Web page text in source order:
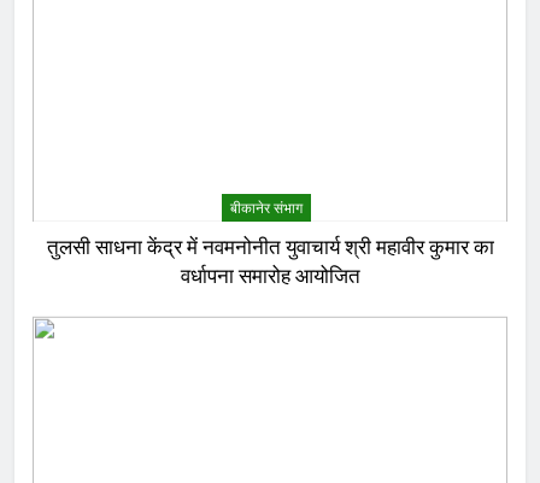
बीकानेर संभाग
तुलसी साधना केंद्र में नवमनोनीत युवाचार्य श्री महावीर कुमार का
वर्धापना समारोह आयोजित